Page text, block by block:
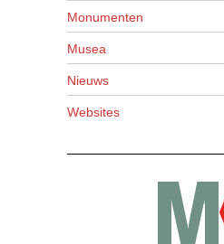
Monumenten
Musea
Nieuws
Websites